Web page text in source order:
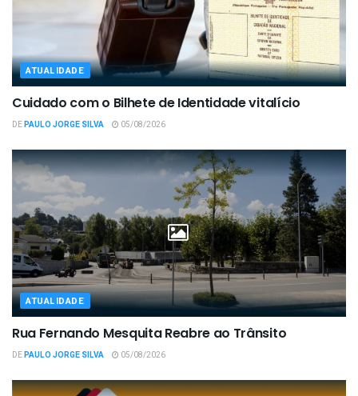
ATUALIDADE
Cuidado com o Bilhete de Identidade vitalício
DEPAULO JORGE SILVA 05/08/2026
ATUALIDADE
Rua Fernando Mesquita Reabre ao Trânsito
DEPAULO JORGE SILVA 05/08/2026